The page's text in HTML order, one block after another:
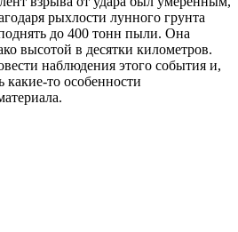
рыхлости лунного грунта
до 400 тонн пыли. Она
высотой в десятки километров.
наблюдения этого события и,
какие-то особенности